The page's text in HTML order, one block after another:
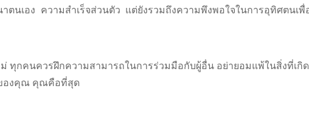
ตนเอง ความสำเร็จส่วนตัว แต่ยังรวมถึงความพึงพอใจในการอุทิศตนเ
กคนควรฝึกความสามารถในการร่วมมือกับผู้อื่น อย่ายอมแพ้ในสิ่งที่เกิด
ของคุณ คุณคือที่สุด